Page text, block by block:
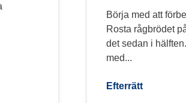
Börja med att
Rosta rågbrödet
det sedan i
med...
Efterrätt